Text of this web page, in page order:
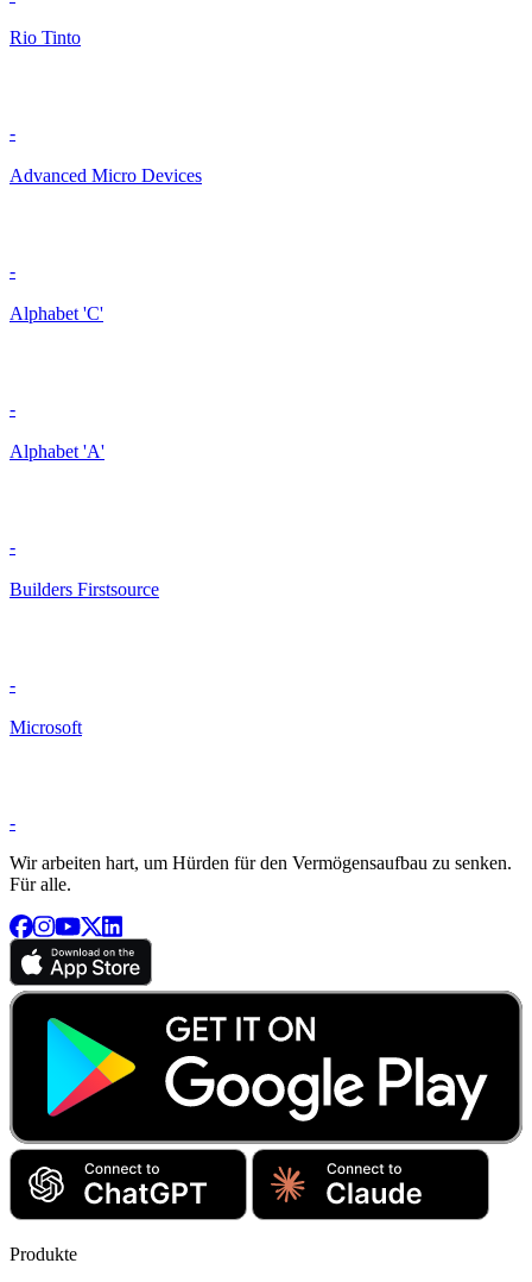
Rio Tinto
-
Advanced Micro Devices
-
Alphabet 'C'
-
Alphabet 'A'
-
Builders Firstsource
-
Microsoft
-
Wir arbeiten hart, um Hürden für den Vermögensaufbau zu senken.
Für alle.
Produkte